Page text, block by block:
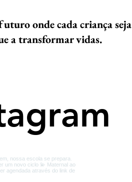
onde cada criança seja
a transformar vidas.